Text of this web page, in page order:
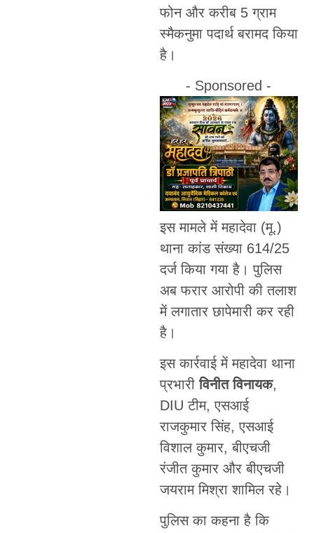
फोन और करीब 5 ग्राम
स्मैकनुमा पदार्थ बरामद किया
है।
- Sponsored -
इस मामले में महादेवा (मू.)
थाना कांड संख्या 614/25
दर्ज किया गया है। पुलिस
अब फरार आरोपी की तलाश
में लगातार छापेमारी कर रही
है।
इस कार्रवाई में महादेवा थाना
प्रभारीविनीत विनायक,
DIU टीम, एसआई
राजकुमार सिंह, एसआई
विशाल कुमार, बीएचजी
रंजीत कुमार और बीएचजी
जयराम मिश्रा शामिल रहे।
पुलिस का कहना है कि